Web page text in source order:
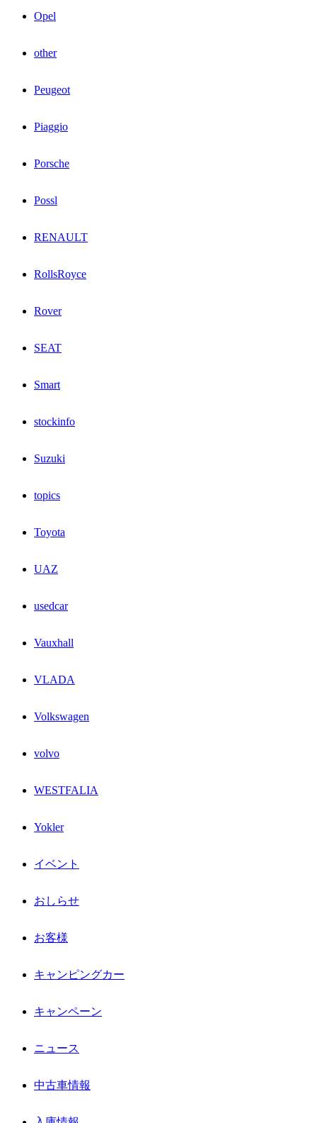
Opel
other
Peugeot
Piaggio
Porsche
Possl
RENAULT
RollsRoyce
Rover
SEAT
Smart
stockinfo
Suzuki
topics
Toyota
UAZ
usedcar
Vauxhall
VLADA
Volkswagen
volvo
WESTFALIA
Yokler
イベント
おしらせ
お客様
キャンピングカー
キャンペーン
ニュース
中古車情報